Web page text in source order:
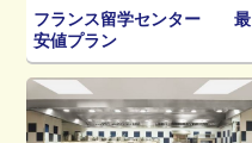
フランス留学センター 最
安値プラン